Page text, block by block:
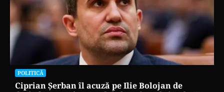
POLITICĂ
Ciprian Șerban îl acuză pe Ilie Bolojan de